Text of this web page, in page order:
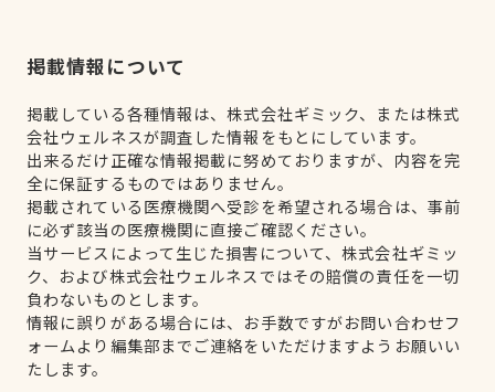
掲載情報について
掲載している各種情報は、株式会社ギミック、または株式
会社ウェルネスが調査した情報をもとにしています。
出来るだけ正確な情報掲載に努めておりますが、内容を完
全に保証するものではありません。
掲載されている医療機関へ受診を希望される場合は、事前
に必ず該当の医療機関に直接ご確認ください。
当サービスによって生じた損害について、株式会社ギミッ
ク、および株式会社ウェルネスではその賠償の責任を一切
負わないものとします。
情報に誤りがある場合には、お手数ですがお問い合わせフ
ォームより編集部までご連絡をいただけますようお願いい
たします。